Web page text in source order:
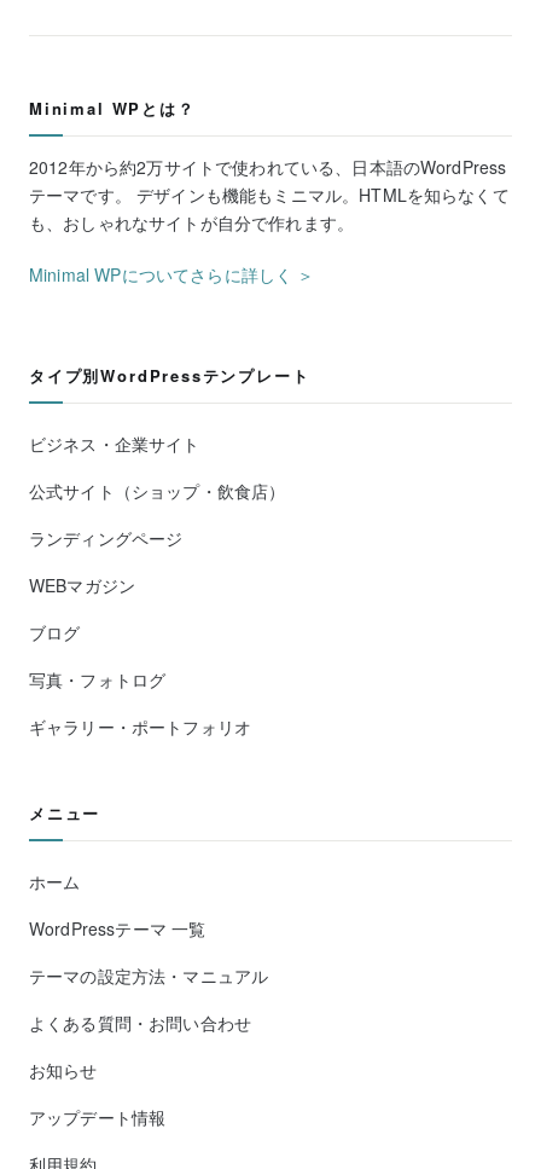
Minimal WPとは？
2012年から約2万サイトで使われている、日本語のWordPress
テーマです。 デザインも機能もミニマル。HTMLを知らなくて
も、おしゃれなサイトが自分で作れます。
Minimal WPについてさらに詳しく ＞
タイプ別WordPressテンプレート
ビジネス・企業サイト
公式サイト（ショップ・飲食店）
ランディングページ
WEBマガジン
ブログ
写真・フォトログ
ギャラリー・ポートフォリオ
メニュー
ホーム
WordPressテーマ 一覧
テーマの設定方法・マニュアル
よくある質問・お問い合わせ
お知らせ
アップデート情報
利用規約